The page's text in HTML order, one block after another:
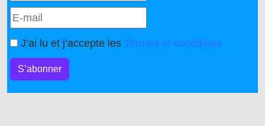
J’ai lu et j’accepte les Termes et conditions
S’abonner